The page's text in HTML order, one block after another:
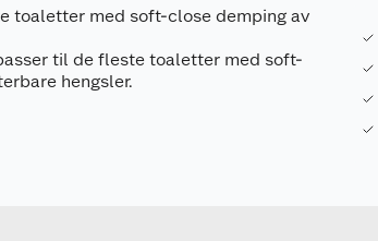
toaletter med soft-close demping av
til de fleste toaletter med soft-
hengsler.